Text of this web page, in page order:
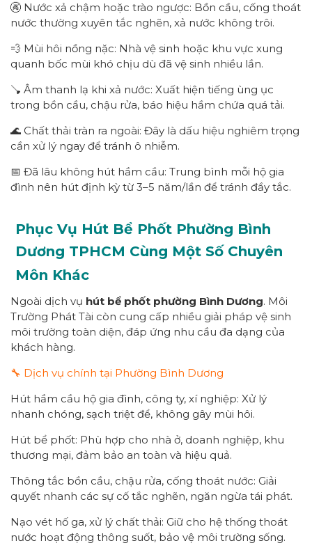
🚱 Nước xả chậm hoặc trào ngược: Bồn cầu, cống thoát
nước thường xuyên tắc nghẽn, xả nước không trôi.
💨 Mùi hôi nồng nặc: Nhà vệ sinh hoặc khu vực xung
quanh bốc mùi khó chịu dù đã vệ sinh nhiều lần.
🪠 Âm thanh lạ khi xả nước: Xuất hiện tiếng ùng ục
trong bồn cầu, chậu rửa, báo hiệu hầm chứa quá tải.
🌊 Chất thải tràn ra ngoài: Đây là dấu hiệu nghiêm trọng
cần xử lý ngay để tránh ô nhiễm.
📅 Đã lâu không hút hầm cầu: Trung bình mỗi hộ gia
đình nên hút định kỳ từ 3–5 năm/lần để tránh đầy tắc.
Phục Vụ Hút Bể Phốt Phường Bình
Dương TPHCM Cùng Một Số Chuyên
Môn Khác
Ngoài dịch vụ hút bể phốt phường Bình Dương. Môi
Trường Phát Tài còn cung cấp nhiều giải pháp vệ sinh
môi trường toàn diện, đáp ứng nhu cầu đa dạng của
khách hàng.
🔧 Dịch vụ chính tại Phường Bình Dương
Hút hầm cầu hộ gia đình, công ty, xí nghiệp: Xử lý
nhanh chóng, sạch triệt để, không gây mùi hôi.
Hút bể phốt: Phù hợp cho nhà ở, doanh nghiệp, khu
thương mại, đảm bảo an toàn và hiệu quả.
Thông tắc bồn cầu, chậu rửa, cống thoát nước: Giải
quyết nhanh các sự cố tắc nghẽn, ngăn ngừa tái phát.
Nạo vét hố ga, xử lý chất thải: Giữ cho hệ thống thoát
nước hoạt động thông suốt, bảo vệ môi trường sống.